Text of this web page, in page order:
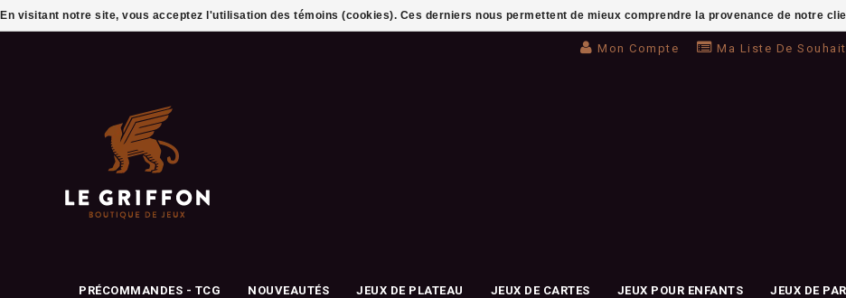
Mon Compte Ma Liste De
PRÉCOMMANDES - TCG NOUVEAUTÉS JEUX DE PLATEAU JEUX DE CARTES JEUX POUR ENFANTS JEUX DE
En visitant notre site, vous acceptez l'utilisation des témoins (cookies). Ces derniers nous permettent de mieux comprendre la provenance de notre